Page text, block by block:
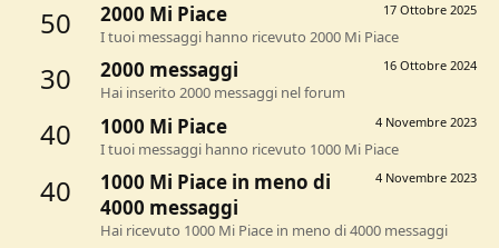
50 17 Ottobre 2025
2000 Mi Piace
I tuoi messaggi hanno ricevuto 2000 Mi Piace
30 16 Ottobre 2024
2000 messaggi
Hai inserito 2000 messaggi nel forum
40 4 Novembre 2023
1000 Mi Piace
I tuoi messaggi hanno ricevuto 1000 Mi Piace
40 4 Novembre 2023
1000 Mi Piace in meno di
4000 messaggi
Hai ricevuto 1000 Mi Piace in meno di 4000 messaggi